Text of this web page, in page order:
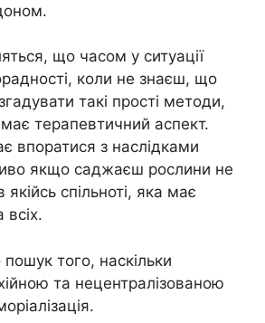
що часом у ситуації
коли не знаєш, що
такі прості методи,
терапевтичний аспект.
впоратися з наслідками
якщо саджаєш рослини не
спільноті, яка має
того, наскільки
та нецентралізованою